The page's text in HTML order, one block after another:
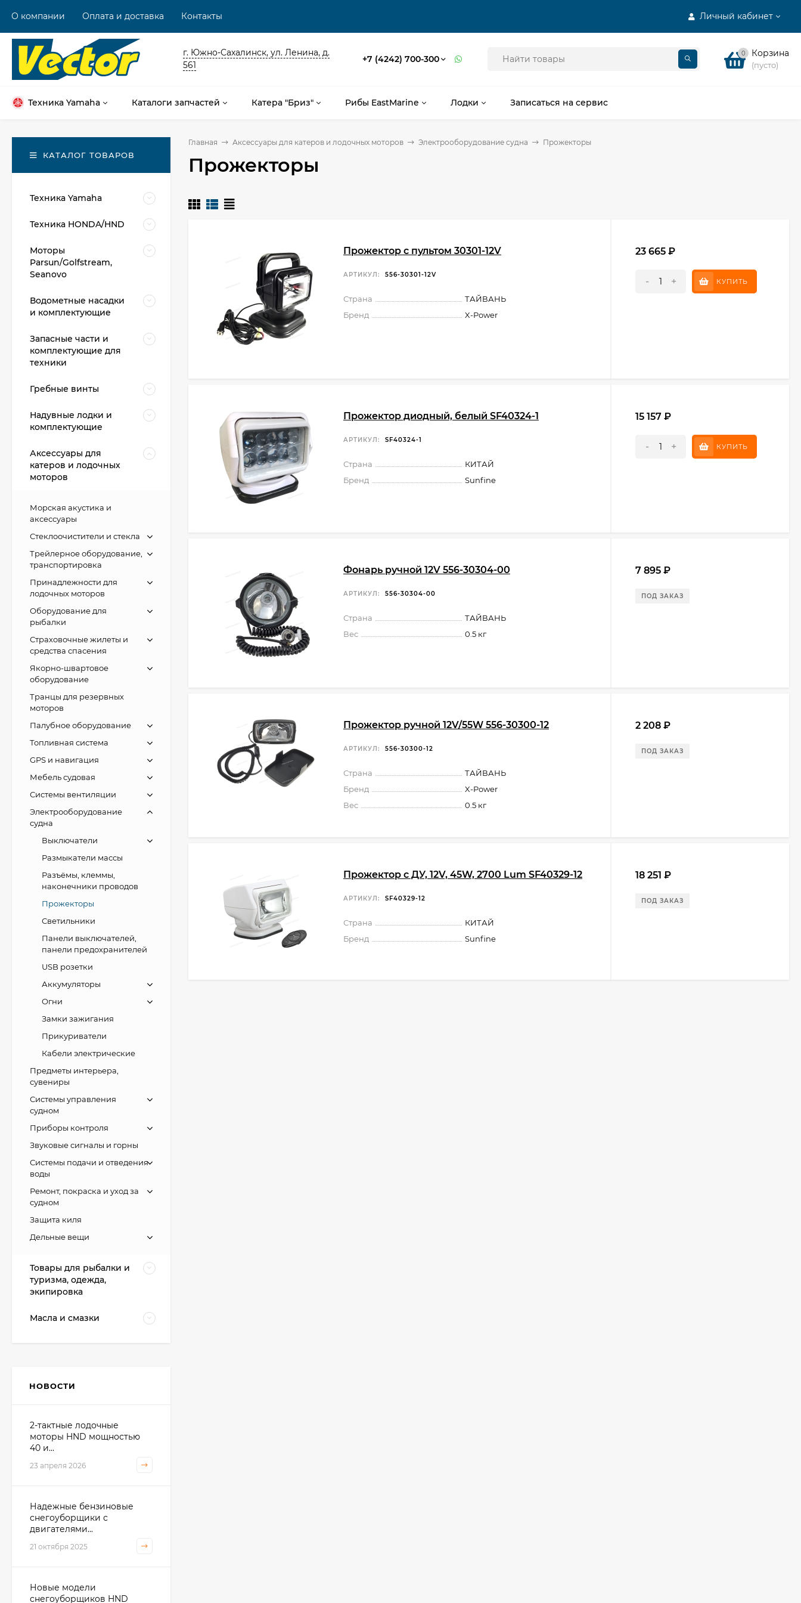
Личный кабинет
О компании Оплата и доставка Контакты
г. Южно-Сахалинск, ул. Ленина, д.
561
+7 (4242) 700-300 0 Корзина
(пусто)
Техника Yamaha Каталоги запчастей Катера "Бриз" Рибы EastMarine Лодки Записаться на сервис
Главная Аксессуары для катеров и лодочных моторов Электрооборудование судна Прожекторы
Прожекторы
Прожектор с пультом 30301-12V
АРТИКУЛ: 556-30301-12V
Страна
ТАЙВАНЬ
Бренд
X-Power
23 665 ₽
- + КУПИТЬ
Прожектор диодный, белый SF40324-1
АРТИКУЛ: SF40324-1
Страна
КИТАЙ
Бренд
Sunfine
15 157 ₽
- + КУПИТЬ
Фонарь ручной 12V 556-30304-00
АРТИКУЛ: 556-30304-00
Страна
ТАЙВАНЬ
Вес
0.5 кг
7 895 ₽
ПОД ЗАКАЗ
Прожектор ручной 12V/55W 556-30300-12
АРТИКУЛ: 556-30300-12
Страна
ТАЙВАНЬ
Бренд
X-Power
Вес
0.5 кг
2 208 ₽
ПОД ЗАКАЗ
Прожектор с ДУ, 12V, 45W, 2700 Lum SF40329-12
АРТИКУЛ: SF40329-12
Страна
КИТАЙ
Бренд
Sunfine
18 251 ₽
ПОД ЗАКАЗ
КАТАЛОГ ТОВАРОВ
Техника Yamaha
Техника HONDA/HND
Моторы
Parsun/Golfstream,
Seanovo
Водометные насадки
и комплектующие
Запасные части и
комплектующие для
техники
Гребные винты
Надувные лодки и
комплектующие
Аксессуары для
катеров и лодочных
моторов
Морская акустика и
аксессуары
Стеклоочистители и стекла
Трейлерное оборудование,
транспортировка
Принадлежности для
лодочных моторов
Оборудование для
рыбалки
Страховочные жилеты и
средства спасения
Якорно-швартовое
оборудование
Транцы для резервных
моторов
Палубное оборудование
Топливная система
GPS и навигация
Мебель судовая
Системы вентиляции
Электрооборудование
судна
Выключатели
Размыкатели массы
Разъёмы, клеммы,
наконечники проводов
Прожекторы
Светильники
Панели выключателей,
панели предохранителей
USB розетки
Аккумуляторы
Огни
Замки зажигания
Прикуриватели
Кабели электрические
Предметы интерьера,
сувениры
Системы управления
судном
Приборы контроля
Звуковые сигналы и горны
Системы подачи и отведения
воды
Ремонт, покраска и уход за
судном
Защита киля
Дельные вещи
Товары для рыбалки и
туризма, одежда,
экипировка
Масла и смазки
НОВОСТИ
2-тактные лодочные
моторы HND мощностью
40 и...
23 апреля 2026
Надежные бензиновые
снегоуборщики с
двигателями...
21 октября 2025
Новые модели
снегоуборщиков HND